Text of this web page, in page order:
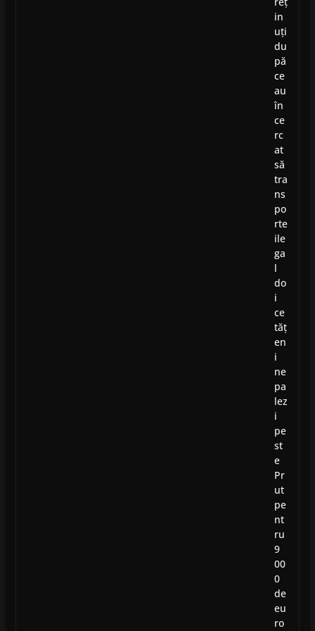
in
uți
du
pă
ce
au
în
ce
rc
at
să
tra
ns
po
rte
ile
ga
l
do
i
ce
tăț
en
i
ne
pa
lez
i
pe
st
e
Pr
ut
pe
nt
ru
9
00
0
de
eu
ro